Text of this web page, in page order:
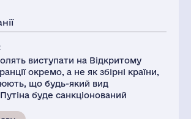
виступати на Відкритому
окремо, а не як збірні країни,
що будь-який вид
буде санкціонований